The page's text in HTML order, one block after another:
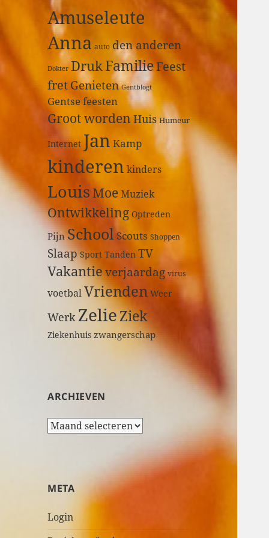
a
r
:
Amuseleute
Anna auto den anderen
Dokter DrukFamilieFeest
fretGenieten Gentblogt
Gentse feesten
Groot worden Huis Humeur
Internet Jan Kamp
kinderen kinders
LouisMoeMuziek
Ontwikkeling Optreden
Pijn SchoolScouts Shoppen
Slaap Sport Tanden TV
Vakantieverjaardag virus
voetbalVrienden Weer
Werk ZelieZiek
Ziekenhuis zwangerschap
ARCHIEVEN
A
i
v
META
Login